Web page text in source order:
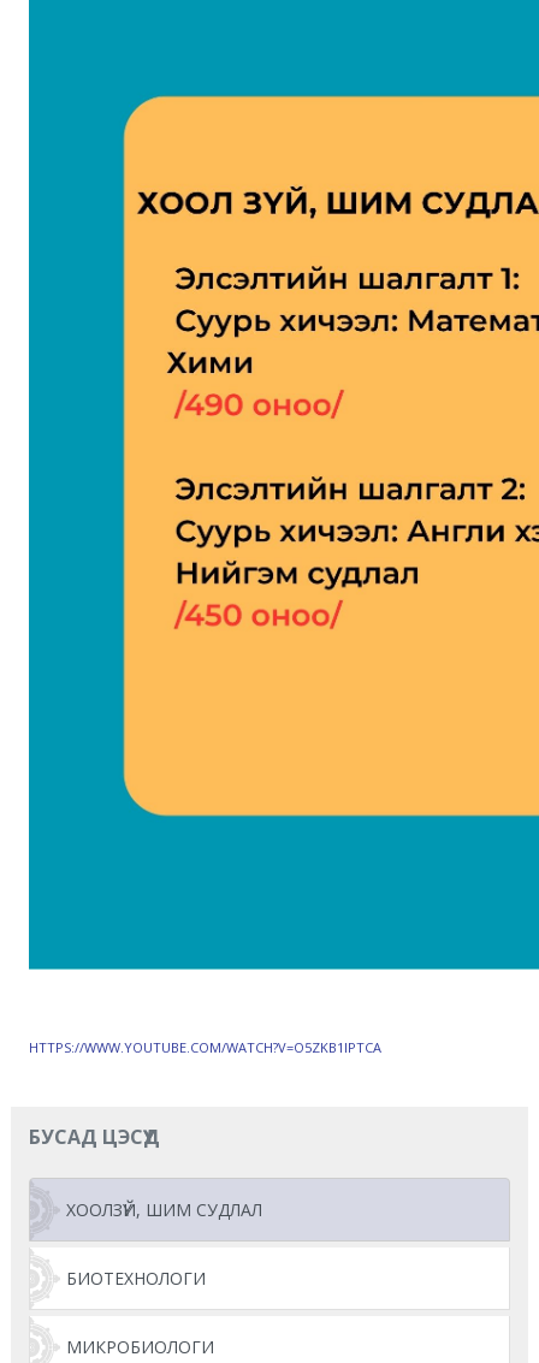
HTTPS://WWW.YOUTUBE.COM/WATCH?V=O5ZKB1IPTCA
БУСАД ЦЭСҮҮД
ХООЛЗҮЙ, ШИМ СУДЛАЛ
БИОТЕХНОЛОГИ
МИКРОБИОЛОГИ